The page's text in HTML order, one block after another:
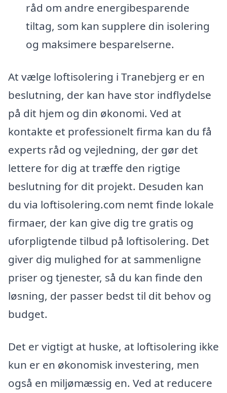
råd om andre energibesparende
tiltag, som kan supplere din isolering
og maksimere besparelserne.
At vælge loftisolering i Tranebjerg er en
beslutning, der kan have stor indflydelse
på dit hjem og din økonomi. Ved at
kontakte et professionelt firma kan du få
experts råd og vejledning, der gør det
lettere for dig at træffe den rigtige
beslutning for dit projekt. Desuden kan
du via loftisolering.com nemt finde lokale
firmaer, der kan give dig tre gratis og
uforpligtende tilbud på loftisolering. Det
giver dig mulighed for at sammenligne
priser og tjenester, så du kan finde den
løsning, der passer bedst til dit behov og
budget.
Det er vigtigt at huske, at loftisolering ikke
kun er en økonomisk investering, men
også en miljømæssig en. Ved at reducere